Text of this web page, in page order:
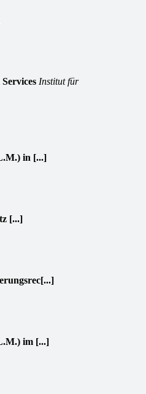
Institut für
in [...]
[...]
im [...]